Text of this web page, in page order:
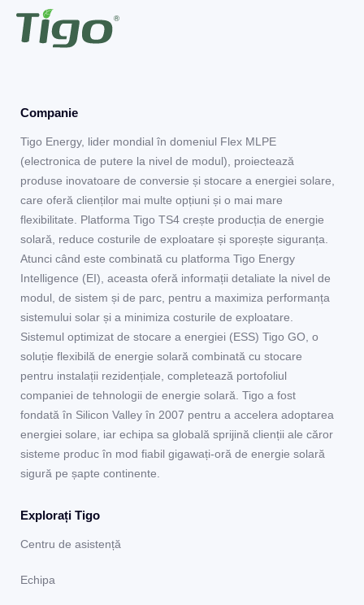
Companie
Tigo Energy, lider mondial în domeniul Flex MLPE
(electronica de putere la nivel de modul), proiectează
produse inovatoare de conversie și stocare a energiei solare,
care oferă clienților mai multe opțiuni și o mai mare
flexibilitate. Platforma Tigo TS4 crește producția de energie
solară, reduce costurile de exploatare și sporește siguranța.
Atunci când este combinată cu platforma Tigo Energy
Intelligence (EI), aceasta oferă informații detaliate la nivel de
modul, de sistem și de parc, pentru a maximiza performanța
sistemului solar și a minimiza costurile de exploatare.
Sistemul optimizat de stocare a energiei (ESS) Tigo GO, o
soluție flexibilă de energie solară combinată cu stocare
pentru instalații rezidențiale, completează portofoliul
companiei de tehnologii de energie solară. Tigo a fost
fondată în Silicon Valley în 2007 pentru a accelera adoptarea
energiei solare, iar echipa sa globală sprijină clienții ale căror
sisteme produc în mod fiabil gigawați-oră de energie solară
sigură pe șapte continente.
Explorați Tigo
Centru de asistență
Echipa